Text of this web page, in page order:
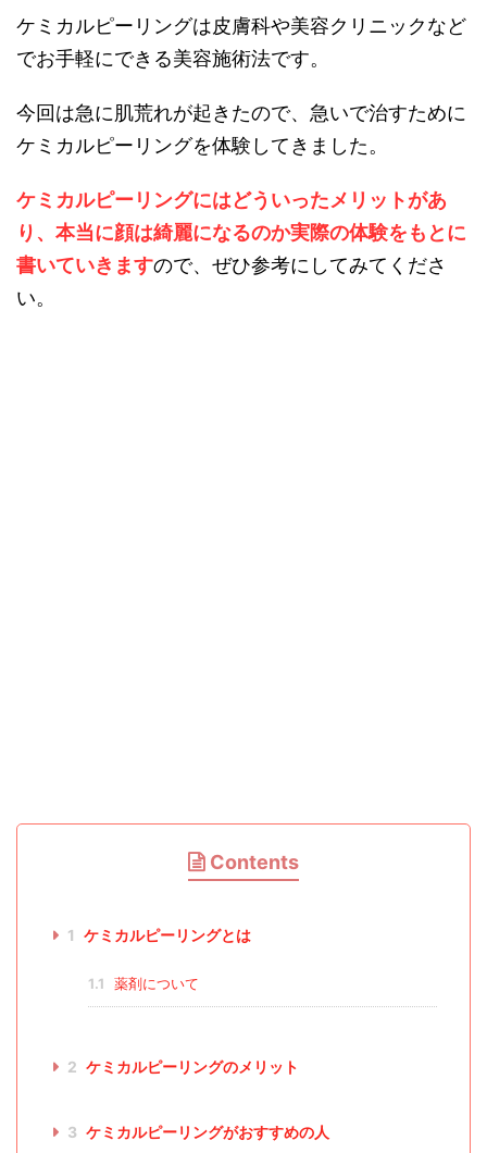
ケミカルピーリングは皮膚科や美容クリニックなど
でお手軽にできる美容施術法です。
今回は急に肌荒れが起きたので、急いで治すために
ケミカルピーリングを体験してきました。
ケミカルピーリングにはどういったメリットがあ
り、本当に顔は綺麗になるのか実際の体験をもとに
書いていきますので、ぜひ参考にしてみてくださ
い。
Contents
1 ケミカルピーリングとは
1.1 薬剤について
2 ケミカルピーリングのメリット
3 ケミカルピーリングがおすすめの人